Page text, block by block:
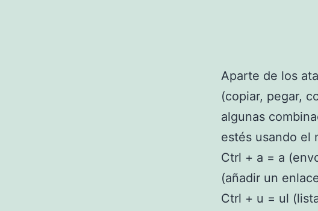
Aparte de los
(copiar, pegar,
algunas
estés usando el
Ctrl + a = a
(añadir un
Ctrl + u = ul